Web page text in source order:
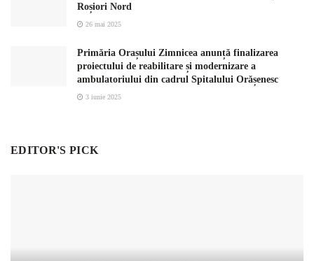
Roșiori Nord
26 mai 2025
Primăria Orașului Zimnicea anunță finalizarea
proiectului de reabilitare și modernizare a
ambulatoriului din cadrul Spitalului Orășenesc
3 iunie 2025
EDITOR'S PICK